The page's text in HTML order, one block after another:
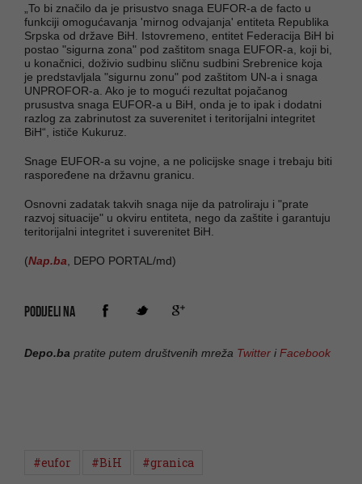
„To bi značilo da je prisustvo snaga EUFOR-a de facto u
funkciji omogućavanja 'mirnog odvajanja' entiteta Republika
Srpska od države BiH. Istovremeno, entitet Federacija BiH bi
postao "sigurna zona" pod zaštitom snaga EUFOR-a, koji bi,
u konačnici, doživio sudbinu sličnu sudbini Srebrenice koja
je predstavljala "sigurnu zonu" pod zaštitom UN-a i snaga
UNPROFOR-a. Ako je to mogući rezultat pojačanog
prusustva snaga EUFOR-a u BiH, onda je to ipak i dodatni
razlog za zabrinutost za suverenitet i teritorijalni integritet
BiH“, ističe Kukuruz.
Snage EUFOR-a su vojne, a ne policijske snage i trebaju biti
raspoređene na državnu granicu.
Osnovni zadatak takvih snaga nije da patroliraju i "prate
razvoj situacije" u okviru entiteta, nego da zaštite i garantuju
teritorijalni integritet i suverenitet BiH.
(Nap.ba , DEPO PORTAL/md)
PODIJELI NA
Depo.ba pratite putem društvenih mreža Twitter iFacebook
#eufor #BiH #granica